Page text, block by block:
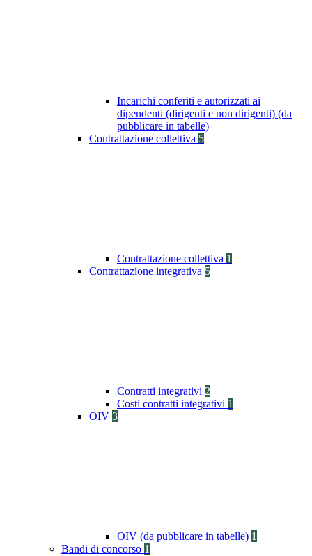
Incarichi conferiti e autorizzati ai
dipendenti (dirigenti e non dirigenti) (da
pubblicare in tabelle)
Contrattazione collettiva 5
Contrattazione collettiva 1
Contrattazione integrativa 5
Contratti integrativi 2
Costi contratti integrativi 1
OIV 3
OIV (da pubblicare in tabelle) 1
Bandi di concorso 1